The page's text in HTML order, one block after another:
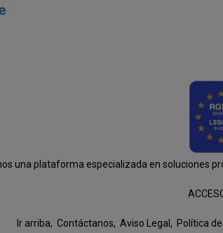
una plataforma especializada en soluciones
Ir arriba Contáctanos Aviso Legal Política